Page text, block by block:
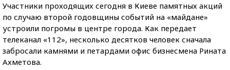
Участники проходящих сегодня в Киеве памятных акций
по случаю второй годовщины событий на «майдане»
устроили погромы в центре города. Как передает
телеканал «112», несколько десятков человек сначала
забросали камнями и петардами офис бизнесмена Рината
Ахметова.